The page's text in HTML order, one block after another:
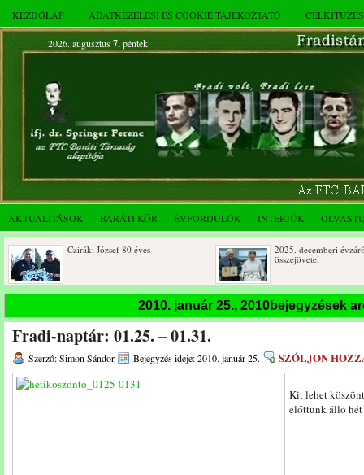
KEZDŐLAP ADATKEZELÉSI ÉS COOKIE TÁJÉKOZTATÓ
2026. augusztus 7.péntek
AKTUALITÁSOK BARÁTI KÖR ÉVFORDULÓK INTERJÚK
Cziráki József 80 éves
2025. decemberi évzáró
összejövetel
2010. január 25., 2010bejegyzések
Fradi-naptár: 01.25. – 01.31.
Szerző: Simon Sándor Bejegyzés ideje: 2010. január 25. SZÓLJON
Kit lehet
előttünk álló